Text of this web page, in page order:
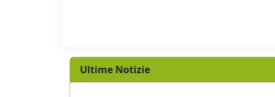
Ultime Notizie